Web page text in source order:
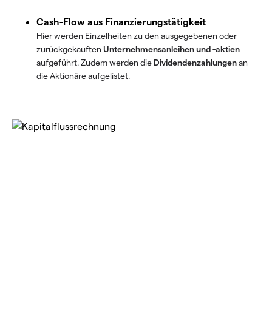
Cash-Flow aus Finanzierungstätigkeit
Hier werden Einzelheiten zu den ausgegebenen oder
zurückgekauften Unternehmensanleihen und -aktien
aufgeführt. Zudem werden die Dividendenzahlungenan
die Aktionäre aufgelistet.